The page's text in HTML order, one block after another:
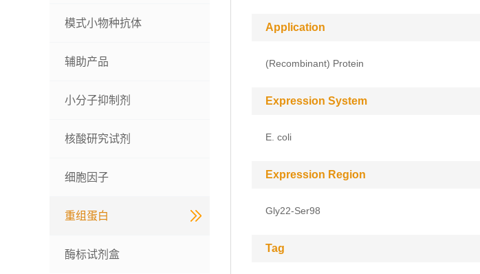
模式小物种抗体
辅助产品
小分子抑制剂
核酸研究试剂
细胞因子
重组蛋白
酶标试剂盒
Application
(Recombinant) Protein
Expression System
E. coli
Expression Region
Gly22-Ser98
Tag